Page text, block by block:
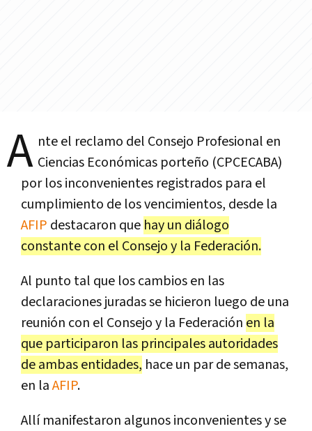
A nte el reclamo del Consejo Profesional en
Ciencias Económicas porteño (CPCECABA)
por los inconvenientes registrados para el
cumplimiento de los vencimientos, desde la
AFIP destacaron que hay un diálogo
constante con el Consejo y la Federación.
Al punto tal que los cambios en las
declaraciones juradas se hicieron luego de una
reunión con el Consejo y la Federación en la
que participaron las principales autoridades
de ambas entidades, hace un par de semanas,
en laAFIP.
Allí manifestaron algunos inconvenientes y se